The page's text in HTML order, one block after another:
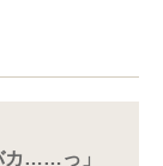
カ……っ」